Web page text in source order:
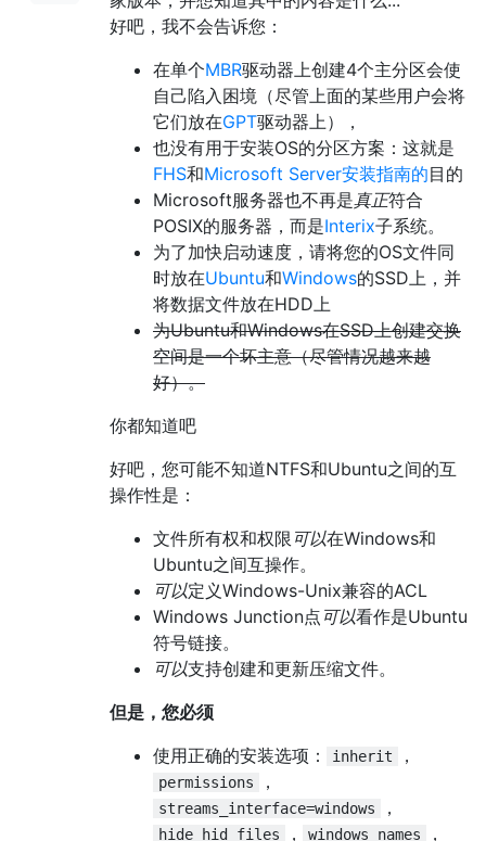
好吧，我不会告诉您：
在单个MBR驱动器上创建4个主分区会使
自己陷入困境（尽管上面的某些用户会将
它们放在GPT驱动器上），
也没有用于安装OS的分区方案：这就是
FHS和Microsoft Server安装指南的目的
Microsoft服务器也不再是真正符合
POSIX的服务器，而是Interix子系统。
为了加快启动速度，请将您的OS文件同
时放在Ubuntu和Windows的SSD上，并
将数据文件放在HDD上
为Ubuntu和Windows在SSD上创建交换
空间是一个坏主意（尽管情况越来越
好）。
你都知道吧
好吧，您可能不知道NTFS和Ubuntu之间的互
操作性是：
文件所有权和权限 可以在Windows和
Ubuntu之间互操作。
可以定义Windows-Unix兼容的ACL
Windows Junction点 可以看作是Ubuntu
符号链接。
可以支持创建和更新压缩文件。
但是，您必须
使用正确的安装选项：
inherit ，
permissions ，
streams_interface=windows ，
hide_hid_files ， windows_names ，